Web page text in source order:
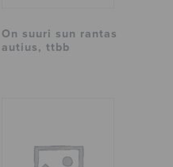
On suuri sun rantas
autius, ttbb